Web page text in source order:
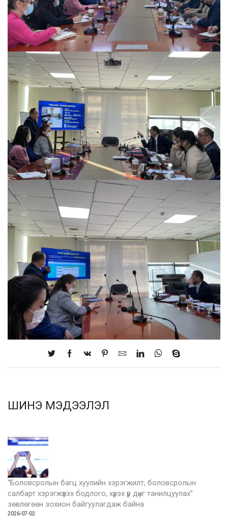
ШИНЭ МЭДЭЭЛЭЛ
“Боловсролын багц хуулийн хэрэгжилт, боловсролын
салбарт хэрэгжүүлэх бодлого, хүрэх үр дүнг танилцуулах”
зөвлөгөөн зохион байгуулагдаж байна
2026-07-02